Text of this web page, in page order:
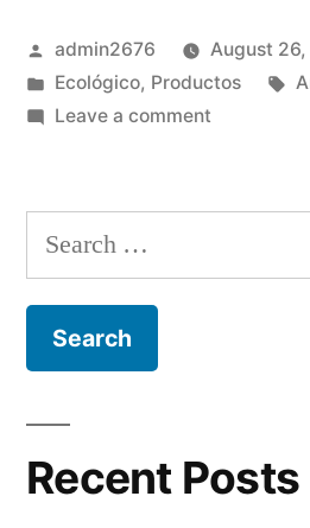
Posted
by
admin2676
August
Posted
in
Ecológico, Productos
Leave a commenton
Search
for:
Recent Posts